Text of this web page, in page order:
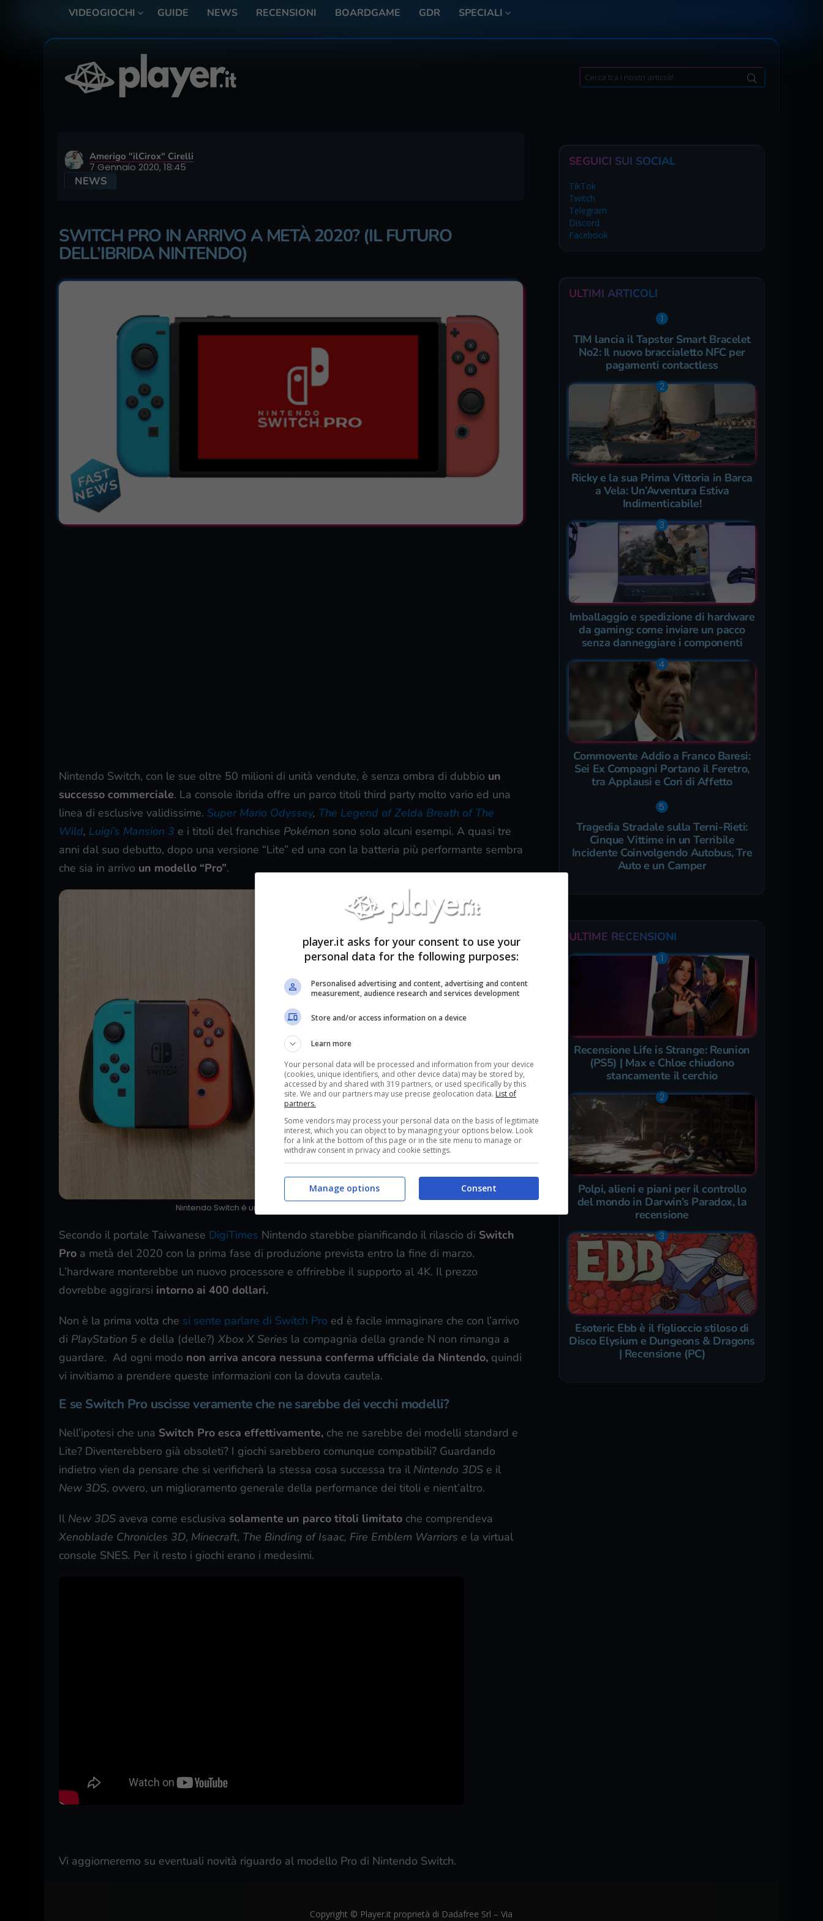
VIDEOGIOCHI GUIDE NEWS RECENSIONI BOARDGAME GDR SPECIALI
Search
for:
Amerigo "ilCirox" Cirelli
7 Gennaio 2020, 18:45
NEWS
SWITCH PRO IN ARRIVO A METÀ 2020? (IL FUTURO
DELL’IBRIDA NINTENDO)
Nintendo Switch, con le sue oltre 50 milioni di unità vendute, è senza ombra di dubbio un
successo commerciale. La console ibrida offre un parco titoli third party molto vario ed una
linea di esclusive validissime. Super Mario Odyssey, The Legend of Zelda Breath of The
Wild, Luigi’s Mansion 3 e i titoli del franchise Pokémon sono solo alcuni esempi. A quasi tre
anni dal suo debutto, dopo una versione “Lite” ed una con la batteria più performante sembra
che sia in arrivo un modello “Pro”.
Nintendo Switch è un successo ma arriva la versione Pro
Secondo il portale Taiwanese DigiTimes Nintendo starebbe pianificando il rilascio di Switch
Pro a metà del 2020 con la prima fase di produzione prevista entro la fine di marzo.
L’hardware monterebbe un nuovo processore e offrirebbe il supporto al 4K. Il prezzo
dovrebbe aggirarsi intorno ai 400 dollari.
Non è la prima volta che si sente parlare di Switch Pro ed è facile immaginare che con l’arrivo
di PlayStation 5 e della (delle?) Xbox X Series la compagnia della grande N non rimanga a
guardare. Ad ogni modo non arriva ancora nessuna conferma ufficiale da Nintendo, quindi
vi invitiamo a prendere queste informazioni con la dovuta cautela.
E se Switch Pro uscisse veramente che ne sarebbe dei vecchi modelli?
Nell’ipotesi che una Switch Pro esca effettivamente, che ne sarebbe dei modelli standard e
Lite? Diventerebbero già obsoleti? I giochi sarebbero comunque compatibili? Guardando
indietro vien da pensare che si verificherà la stessa cosa successa tra il Nintendo 3DS e il
New 3DS, ovvero, un miglioramento generale della performance dei titoli e nient’altro.
Il New 3DS aveva come esclusiva solamente un parco titoli limitato che comprendeva
Xenoblade Chronicles 3D, Minecraft, The Binding of Isaac, Fire Emblem Warriors e la virtual
console SNES. Per il resto i giochi erano i medesimi.
Vi aggiorneremo su eventuali novità riguardo al modello Pro di Nintendo Switch.
SEGUICI SUI SOCIAL
TikTok
Twitch
Telegram
Discord
Facebook
ULTIMI ARTICOLI
TIM lancia il Tapster Smart Bracelet
No2: Il nuovo braccialetto NFC per
pagamenti contactless
Ricky e la sua Prima Vittoria in Barca
a Vela: Un’Avventura Estiva
Indimenticabile!
Imballaggio e spedizione di hardware
da gaming: come inviare un pacco
senza danneggiare i componenti
Commovente Addio a Franco Baresi:
Sei Ex Compagni Portano il Feretro,
tra Applausi e Cori di Affetto
Tragedia Stradale sulla Terni-Rieti:
Cinque Vittime in un Terribile
Incidente Coinvolgendo Autobus, Tre
Auto e un Camper
ULTIME RECENSIONI
Recensione Life is Strange: Reunion
(PS5) | Max e Chloe chiudono
stancamente il cerchio
Polpi, alieni e piani per il controllo
del mondo in Darwin’s Paradox, la
recensione
Esoteric Ebb è il figlioccio stiloso di
Disco Elysium e Dungeons & Dragons
| Recensione (PC)
Copyright © Player.it proprietà di Dadafree Srl – Via
player.it asks for your consent to use your
personal data for the following purposes:
Personalised advertising and content, advertising and content
measurement, audience research and services development
Store and/or access information on a device
Learn more
Your personal data will be processed and information from your device
(cookies, unique identifiers, and other device data) may be stored by,
accessed by and shared with 319 partners, or used specifically by this
site. We and our partners may use precise geolocation data. List of
partners.
Some vendors may process your personal data on the basis of legitimate
interest, which you can object to by managing your options below. Look
for a link at the bottom of this page or in the site menu to manage or
withdraw consent in privacy and cookie settings.
Consent
Manage options